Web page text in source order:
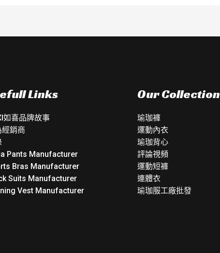
Links
如喜品牌故事
經銷商
Pants Manufacturer
Bras Manufacturer
Suits Manufacturer
Vest Manufacturer
Our Collection
瑜珈褲
運動內衣
瑜珈背心
評論視頻
運動短褲
連體衣
瑜珈服工廠批發